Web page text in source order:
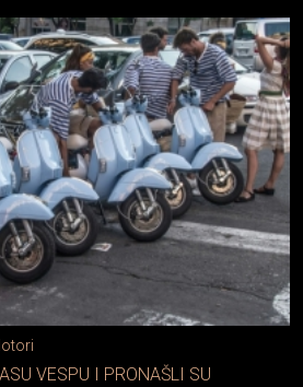
VESPU I PRONAŠLI SU